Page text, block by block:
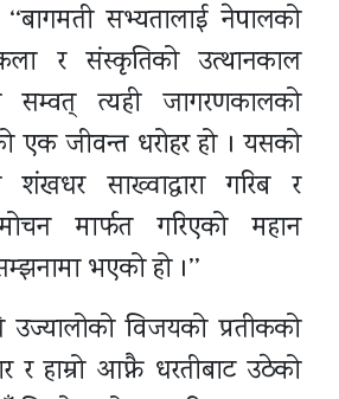
सभ्यतालाई नेपालको
र संस्कृतिको उत्थानकाल
सम्वत् त्यही जागरणकालको
एक जीवन्त धरोहर हो । यसको
शंखधर साख्वाद्वारा गरिब र
मार्फत गरिएको महान
भएको हो ।’’
उज्यालोको विजयको प्रतीकको
र हाम्रो आफ्नै धरतीबाट उठेको